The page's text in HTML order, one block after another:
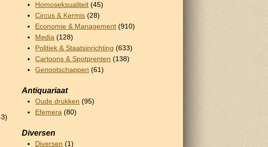
Homoseksualiteit (45)
Circus & Kermis (28)
Economie & Management (910)
Media (128)
Politiek & Staatsinrichting (633)
Cartoons & Spotprenten (138)
Genootschappen (61)
Antiquariaat
Oude drukken (95)
Efemera (80)
Diversen
Diversen (1)